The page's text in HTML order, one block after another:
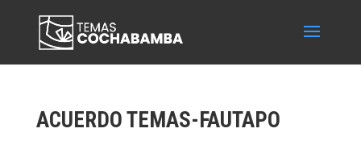
ACUERDO TEMAS-FAUTAPO